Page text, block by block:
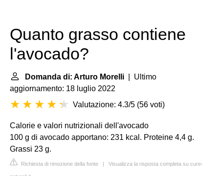
Quanto grasso contiene
l'avocado?
Domanda di: Arturo Morelli | Ultimo
aggiornamento: 18 luglio 2022
Valutazione: 4.3/5 (56 voti)
Calorie e valori nutrizionali dell'avocado
100 g di avocado apportano: 231 kcal. Proteine 4,4 g.
Grassi 23 g.
Richiesta di rimozione della fonte | Visualizza la risposta completa su cure-